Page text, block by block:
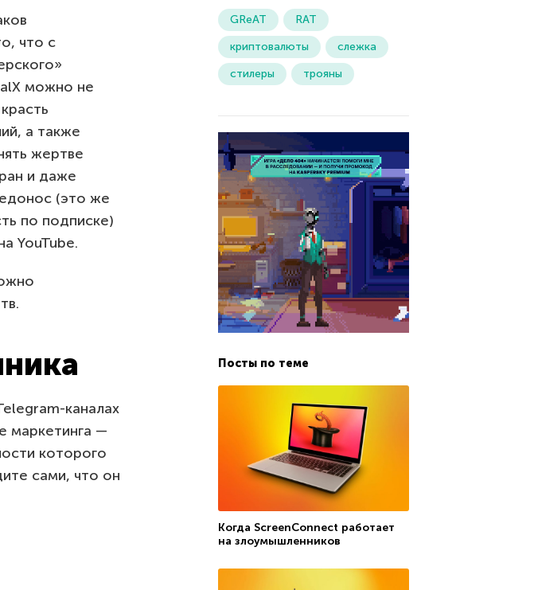
что с
можно не
а также
жертве
и даже
(это же
по подписке)
YouTube.
каналах
маркетинга —
которого
сами, что он
GReAT
RAT
криптовалюты
слежка
стилеры
трояны
Посты по теме
Когда ScreenConnect работает
на злоумышленников